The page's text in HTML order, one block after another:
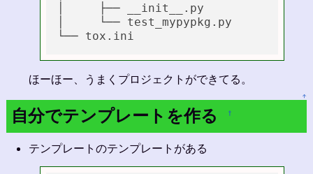
│     ├── __init__.py
│     └── test_mypypkg.py
ほーほー、うまくプロジェクトができてる。
↑
自分でテンプレートを作る †
テンプレートのテンプレートがある